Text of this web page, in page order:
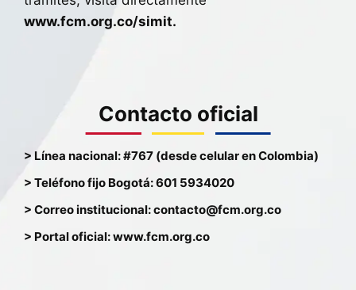
www.fcm.org.co/simit.
Contacto oficial
> Línea nacional: #767 (desde celular en Colombia)
> Teléfono fijo Bogotá: 601 5934020
> Correo institucional: contacto@fcm.org.co
> Portal oficial: www.fcm.org.co